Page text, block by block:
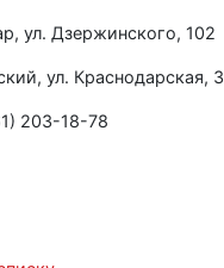
ул. Дзержинского, 102
ул. Краснодарская, 3
203-18-78